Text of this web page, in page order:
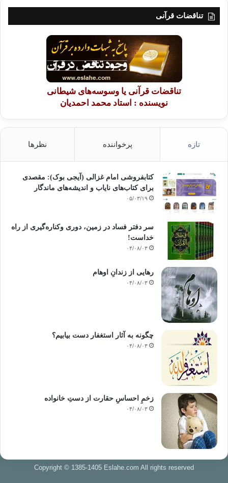
تناقضات قرآنی
تناقضات قرآنی یا وسوسه‌های شیطانی
نویسنده : استاد محمد احمدیان
تازه پرخواننده نظرها
کتابفروشی امام غزالی (آیجی بوک): مقصدی
برای کتاب‌های نایاب و اندیشه‌های ماندگار
۰۵/۰۳/۱۹
سر دفتر فساد در زمین‌، دوری وکناره‌گیری از راه
خداست‌!
۰۴/۰۸/۰۳
رهایی از زندانِ اوهام
۰۴/۰۸/۰۳
چگونه به آثار استغفار دست بیابیم؟
۰۴/۰۸/۰۳
زخمِ احساسِ حقارت از دستِ خانواده
۰۴/۰۸/۰۳
Copyright © 1385-1405 Eslahe.com All rights reserved